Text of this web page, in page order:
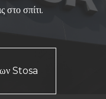
στο σπίτι.
Stosa